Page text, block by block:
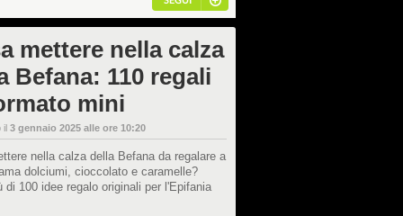
mettere nella calza
Befana: 110 regali
mini
il 3 gennaio 2025 alle ore 10:20
nella calza della Befana da regalare a
dolciumi, cioccolato e caramelle?
di 100 idee regalo originali per l'Epifania